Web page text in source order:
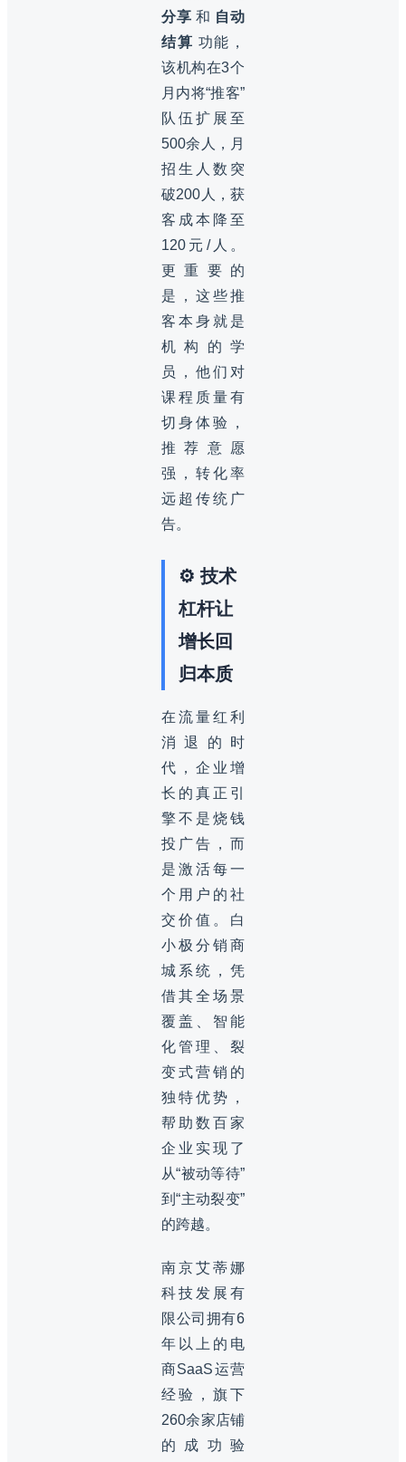
分享 和 自动
结算 功能，
该机构在3个
月内将“推客”
队伍扩展至
500余人，月
招生人数突
破200人，获
客成本降至
120元/人。
更重要的
是，这些推
客本身就是
机构的学
员，他们对
课程质量有
切身体验，
推荐意愿
强，转化率
远超传统广
告。
⚙️ 技术
杠杆让
增长回
归本质
在流量红利
消退的时
代，企业增
长的真正引
擎不是烧钱
投广告，而
是激活每一
个用户的社
交价值。白
小极分销商
城系统，凭
借其全场景
覆盖、智能
化管理、裂
变式营销的
独特优势，
帮助数百家
企业实现了
从“被动等待”
到“主动裂变”
的跨越。
南京艾蒂娜
科技发展有
限公司拥有6
年以上的电
商SaaS运营
经验，旗下
260余家店铺
的成功验